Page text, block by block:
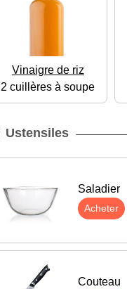
Vinaigre de riz
2 cuillères à soupe
Ustensiles
Saladier
Acheter
Couteau